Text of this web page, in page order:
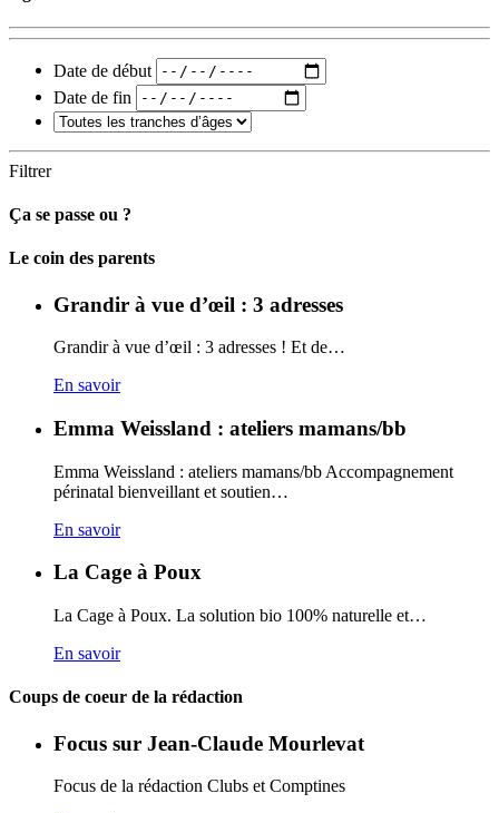
Date de début
Date de fin
Filtrer
Ça se passe ou ?
Carto
Le coin des parents
Grandir à vue d’œil : 3 adresses
Grandir à vue d’œil : 3 adresses ! Et de…
En savoir
Emma Weissland : ateliers mamans/bb
Emma Weissland : ateliers mamans/bb Accompagnement
périnatal bienveillant et soutien…
En savoir
La Cage à Poux
La Cage à Poux. La solution bio 100% naturelle et…
En savoir
Coups de coeur de la rédaction
Focus sur Jean-Claude Mourlevat
Focus de la rédaction Clubs et Comptines